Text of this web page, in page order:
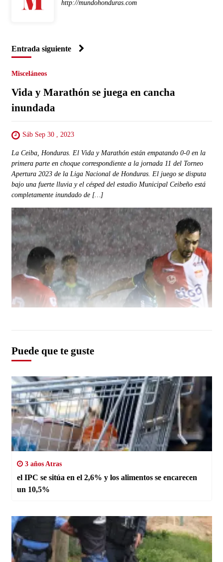
http://mundohonduras.com
Entrada siguiente
Misceláneos
Vida y Marathón se juega en cancha
inundada
Sáb Sep 30 , 2023
La Ceiba, Honduras. El Vida y Marathón están empatando 0-0 en la
primera parte en choque correspondiente a la jornada 11 del Torneo
Apertura 2023 de la Liga Nacional de Honduras. El juego se disputa
bajo una fuerte lluvia y el césped del estadio Municipal Ceibeño está
completamente inundado de […]
Puede que te guste
3 años Atras
el IPC se sitúa en el 2,6% y los alimentos se encarecen
un 10,5%